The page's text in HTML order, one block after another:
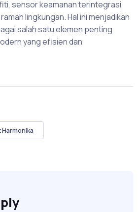
sensor keamanan terintegrasi,
lingkungan. Hal ini menjadikan
salah satu elemen penting
yang efisien dan